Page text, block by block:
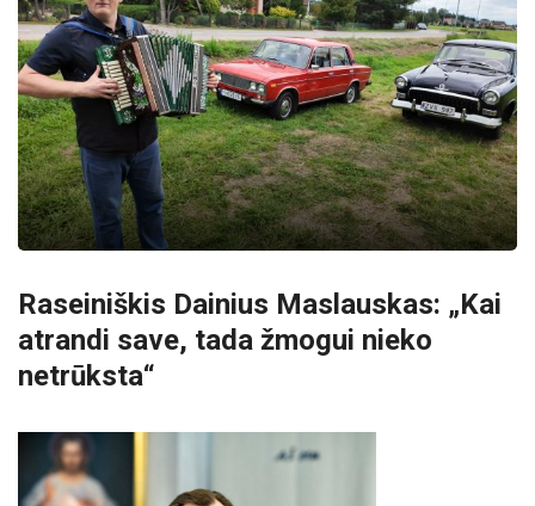
Raseiniškis Dainius Maslauskas: „Kai
atrandi save, tada žmogui nieko
netrūksta“